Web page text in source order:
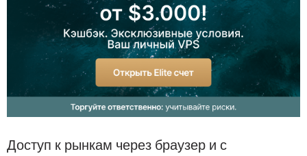
Доступ к рынкам через браузер и с